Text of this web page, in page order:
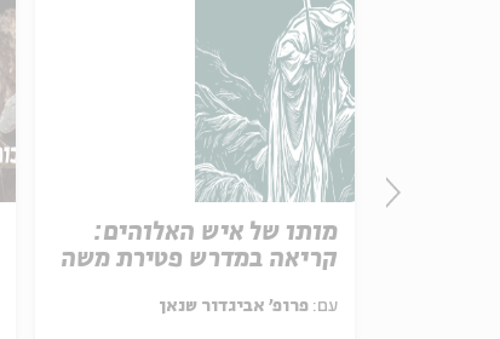
מותו של איש האלוהים:
קריאה במדרש פטירת משה
עם: